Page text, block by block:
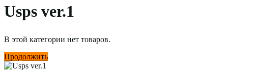
Usps ver.1
В этой категории нет товаров.
Продолжить